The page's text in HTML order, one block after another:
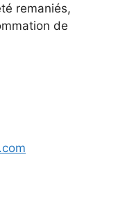
remaniés,
de